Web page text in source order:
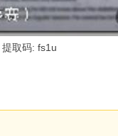
提取码: fs1u